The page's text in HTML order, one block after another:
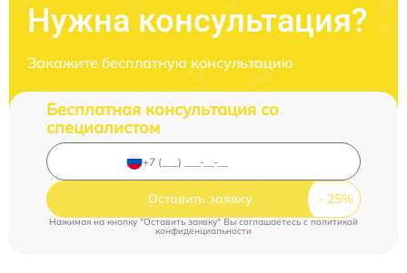
Нужна консультация?
Закажите бесплатную консультацию
Бесплатная консультация со
специалистом
Оставить заявку
Нажимая на кнопку "Оставить заявку" Вы соглашаетесь cполитикой
конфиденциальности